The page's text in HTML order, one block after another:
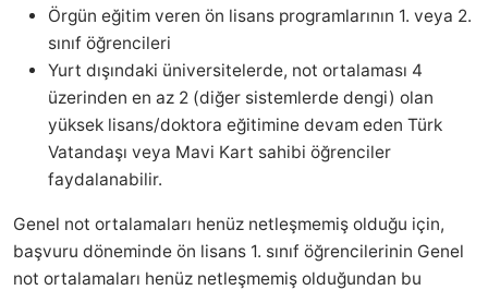
Örgün eğitim veren ön lisans programlarının 1. veya 2.
sınıf öğrencileri
Yurt dışındaki üniversitelerde, not ortalaması 4
üzerinden en az 2 (diğer sistemlerde dengi) olan
yüksek lisans/doktora eğitimine devam eden Türk
Vatandaşı veya Mavi Kart sahibi öğrenciler
faydalanabilir.
Genel not ortalamaları henüz netleşmemiş olduğu için,
başvuru döneminde ön lisans 1. sınıf öğrencilerinin Genel
not ortalamaları henüz netleşmemiş olduğundan bu